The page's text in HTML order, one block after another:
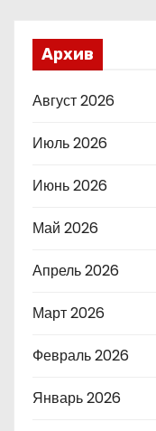
Архив
Август 2026
Июль 2026
Июнь 2026
Май 2026
Апрель 2026
Март 2026
Февраль 2026
Январь 2026